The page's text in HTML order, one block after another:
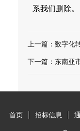
系我们删除。
上一篇： 数字化
下一篇： 东南亚
首页 招标信息